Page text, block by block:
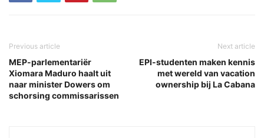
Previous article
MEP-parlementariër
Xiomara Maduro haalt uit
naar minister Dowers om
schorsing commissarissen
Next article
EPI-studenten maken kennis
met wereld van vacation
ownership bij La Cabana